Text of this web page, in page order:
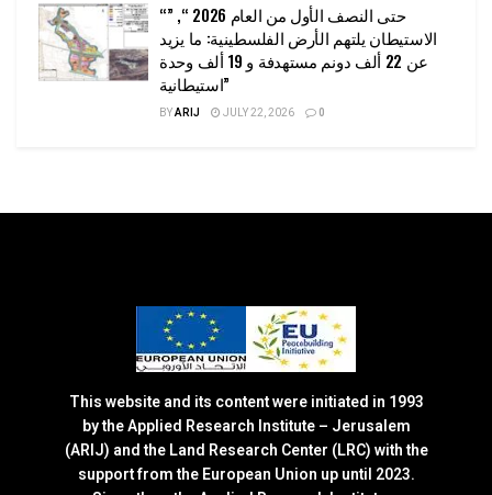
“حتى النصف الأول من العام 2026 “, ”
الاستيطان يلتهم الأرض الفلسطينية: ما يزيد
عن 22 ألف دونم مستهدفة و 19 ألف وحدة
استيطانية”
BYARIJ JULY 22, 2026 0
This website and its content were initiated in 1993
by the Applied Research Institute – Jerusalem
(ARIJ) and the Land Research Center (LRC) with the
support from the European Union up until 2023.